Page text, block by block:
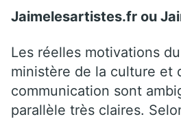
Jaimelesartistes.fr ou
Les réelles motivations
ministère de la culture et
communication sont
parallèle très claires.